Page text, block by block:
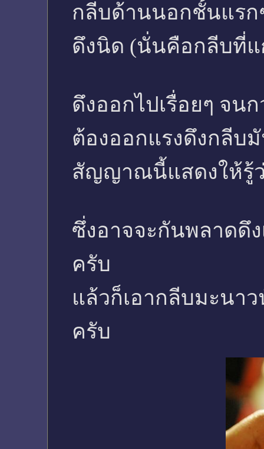
กลีบด้านนอกชั้นแรก
ดึงนิด (นั่นคือกลีบที่แ
ดึงออกไปเรื่อยๆ จน
ต้องออกแรงดึงกลีบ
สัญญาณนี้แสดงให้รู้ว่
ซึ่งอาจจะกันพลาดดึ
ครับ
แล้วก็เอากลีบมะนา
ครับ